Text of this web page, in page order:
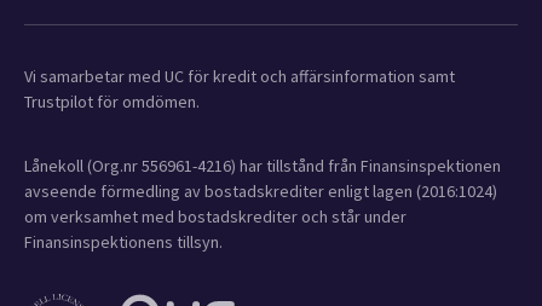
Vi samarbetar med UC för kredit och affärsinformation samt
Trustpilot för omdömen.
Lånekoll (Org.nr 556961-4216) har tillstånd från Finansinspektionen
avseende förmedling av bostadskrediter enligt lagen (2016:1024)
om verksamhet med bostadskrediter och står under
Finansinspektionens tillsyn.